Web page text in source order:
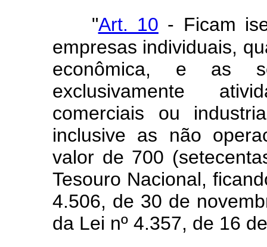
"Art. 10 - Ficam
empresas individuais,
econômica, e as
exclusivamente
comerciais ou
inclusive as não
valor de 700
Tesouro Nacional,
4.506, de 30 de
da Lei nº 4.357, de 16